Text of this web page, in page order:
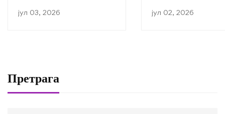
јул 03, 2026 јул 02, 2026
Претрага